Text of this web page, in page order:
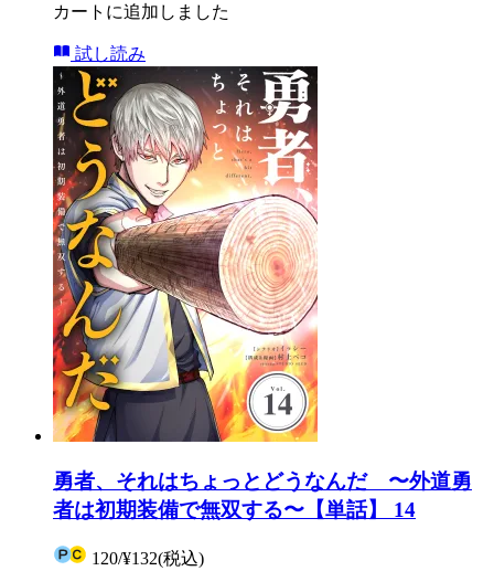
カートに追加しました
試し読み
勇者、それはちょっとどうなんだ 〜外道勇
者は初期装備で無双する〜【単話】 14
120/¥132(税込)